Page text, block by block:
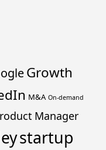
Growth
M&A On-demand
Manager
startup